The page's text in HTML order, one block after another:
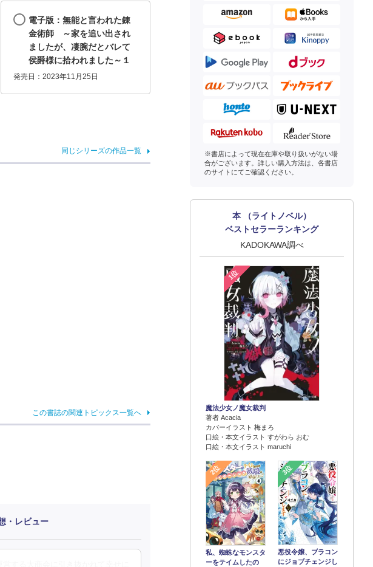
電子版：無能と言われた錬
金術師 ～家を追い出され
ましたが、凄腕だとバレて
侯爵様に拾われました～１
発売日：2023年11月25日
同じシリーズの作品一覧
この書誌の関連トピックス一覧へ
・レビュー
※書店によって現在在庫や取り扱いがない場
合がございます。詳しい購入方法は、各書店
のサイトにてご確認ください。
本 （ライトノベル）
ベストセラーランキング
KADOKAWA調べ
1位
魔法少女ノ魔女裁判
著者 Acacia
カバーイラスト 梅まろ
口絵・本文イラスト すがわら おむ
口絵・本文イラスト maruchi
2位
私、蜘蛛なモンスタ
ーをテイムしたの
3位
悪役令嬢、ブラコン
にジョブチェンジし